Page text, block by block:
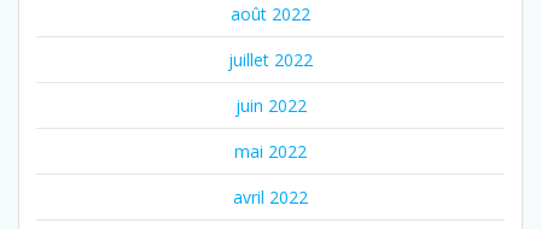
août 2022
juillet 2022
juin 2022
mai 2022
avril 2022